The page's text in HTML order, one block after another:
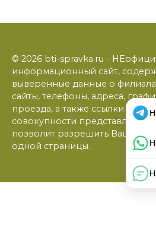
© 2026 bti-spravka.ru -
информационный сайт,
выверенные данные о
сайты, телефоны, адреса,
проезда, а также ссылки на
совокупности
позволит разрешить Ваши
одной страницы.